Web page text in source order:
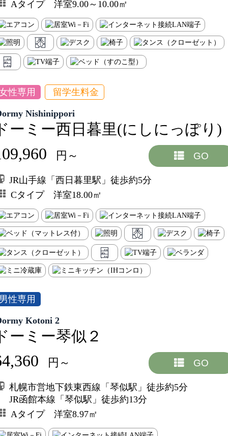
Aタイプ 洋室9.00～10.00㎡
性専用 留学生料金
Nishinippori
ーミー西日暮里(にしにっぽり)
円～ GO
JR山手線「西日暮里駅」徒歩約5分
Cタイプ 洋室18.00㎡
性専用
Kotoni 2
ーミー琴似２
円～ GO
札幌市営地下鉄東西線「琴似駅」徒歩約5分
JR函館本線「琴似駅」徒歩約13分
Aタイプ 洋室8.97㎡